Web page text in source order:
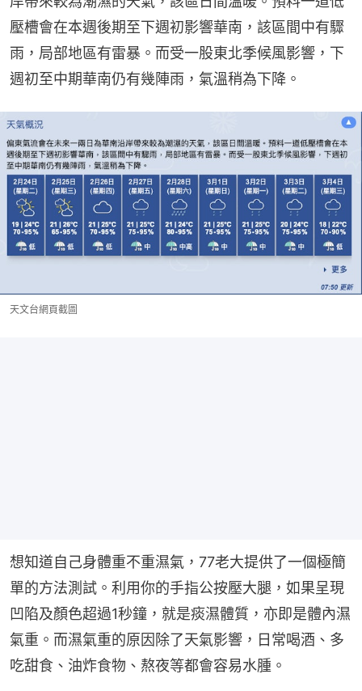
壓槽會在本週後期至下週初影響華南，該區間中有驟
雨，局部地區有雷暴。而受一股東北季候風影響，下
週初至中期華南仍有幾陣雨，氣溫稍為下降。
天文台網頁截圖
想知道自己身體重不重濕氣，77老大提供了一個極簡
單的方法測試。利用你的手指公按壓大腿，如果呈現
凹陷及顏色超過1秒鐘，就是痰濕體質，亦即是體內濕
氣重。而濕氣重的原因除了天氣影響，日常喝酒、多
吃甜食、油炸食物、熬夜等都會容易水腫。